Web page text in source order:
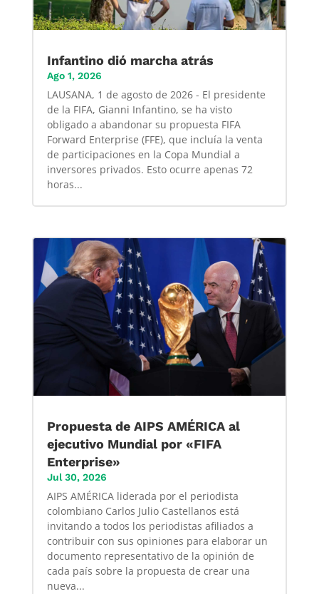
Infantino dió marcha atrás
Ago 1, 2026
LAUSANA, 1 de agosto de 2026 - El presidente
de la FIFA, Gianni Infantino, se ha visto
obligado a abandonar su propuesta FIFA
Forward Enterprise (FFE), que incluía la venta
de participaciones en la Copa Mundial a
inversores privados. Esto ocurre apenas 72
horas...
Propuesta de AIPS AMÉRICA al
ejecutivo Mundial por «FIFA
Enterprise»
Jul 30, 2026
AIPS AMÉRICA liderada por el periodista
colombiano Carlos Julio Castellanos está
invitando a todos los periodistas afiliados a
contribuir con sus opiniones para elaborar un
documento representativo de la opinión de
cada país sobre la propuesta de crear una
nueva...